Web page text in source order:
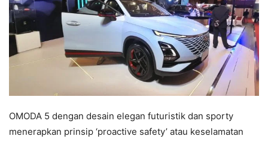
OMODA 5 dengan desain elegan futuristik dan sporty
menerapkan prinsip ‘proactive safety’ atau keselamatan